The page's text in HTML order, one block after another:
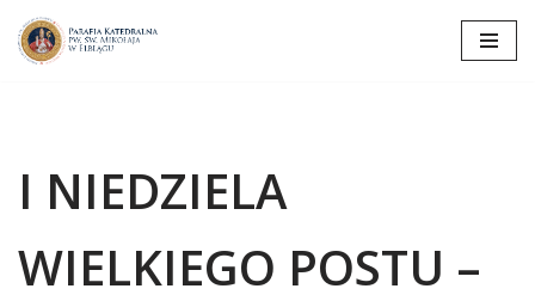
Przejdź
I NIEDZIELA
WIELKIEGO POSTU –